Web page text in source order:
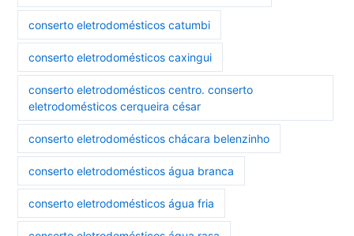
conserto eletrodomésticos catumbi
conserto eletrodomésticos caxingui
conserto eletrodomésticos centro. conserto
eletrodomésticos cerqueira césar
conserto eletrodomésticos chácara belenzinho
conserto eletrodomésticos água branca
conserto eletrodomésticos água fria